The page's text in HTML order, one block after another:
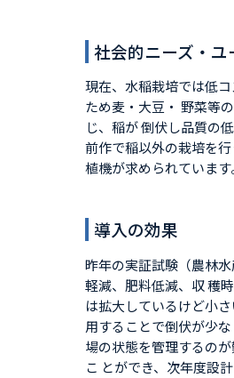
社会的ニーズ・
現在、水稲栽培では低
ため麦・大豆・ 野菜等
じ、稲が 倒伏し品質の
前作で稲以外の栽培を
植機が求められています
導入の効果
昨年の実証試験（農林
軽減、肥料低減、収 穫
は拡大しているけど小
用することで倒伏が少
場の状態を管理するの
こ とができ、次年度設